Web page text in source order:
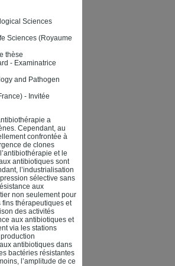
Sciences
Sciences (Royaume
thèse
- Examinatrice
and Pathogen
- Invitée
a
Cependant, au
confrontée à
de clones
et le
antibiotiques sont
l’industrialisation
sélective sans
aux
non seulement pour
thérapeutiques et
des activités
aux antibiotiques et
via les stations
antibiotiques dans
bactéries résistantes
l’amplitude de ce